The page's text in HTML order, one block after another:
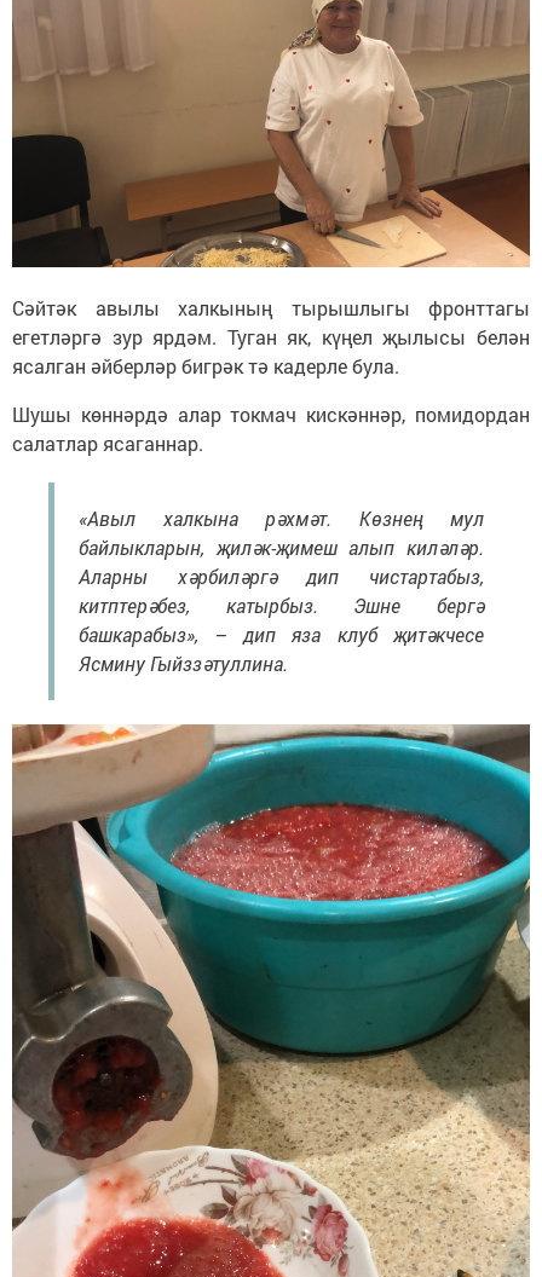
Сәйтәк авылы халкының тырышлыгы фронттагы
егетләргә зур ярдәм. Туган як, күңел җылысы белән
ясалган әйберләр бигрәк тә кадерле була.
Шушы көннәрдә алар токмач кискәннәр, помидордан
салатлар ясаганнар.
«Авыл халкына рәхмәт. Көзнең мул
байлыкларын, җиләк-җимеш алып киләләр.
Аларны хәрбиләргә дип чистартабыз,
китптерәбез, катырбыз. Эшне бергә
башкарабыз», – дип яза клуб җитәкчесе
Ясмину Гыйззәтуллина.